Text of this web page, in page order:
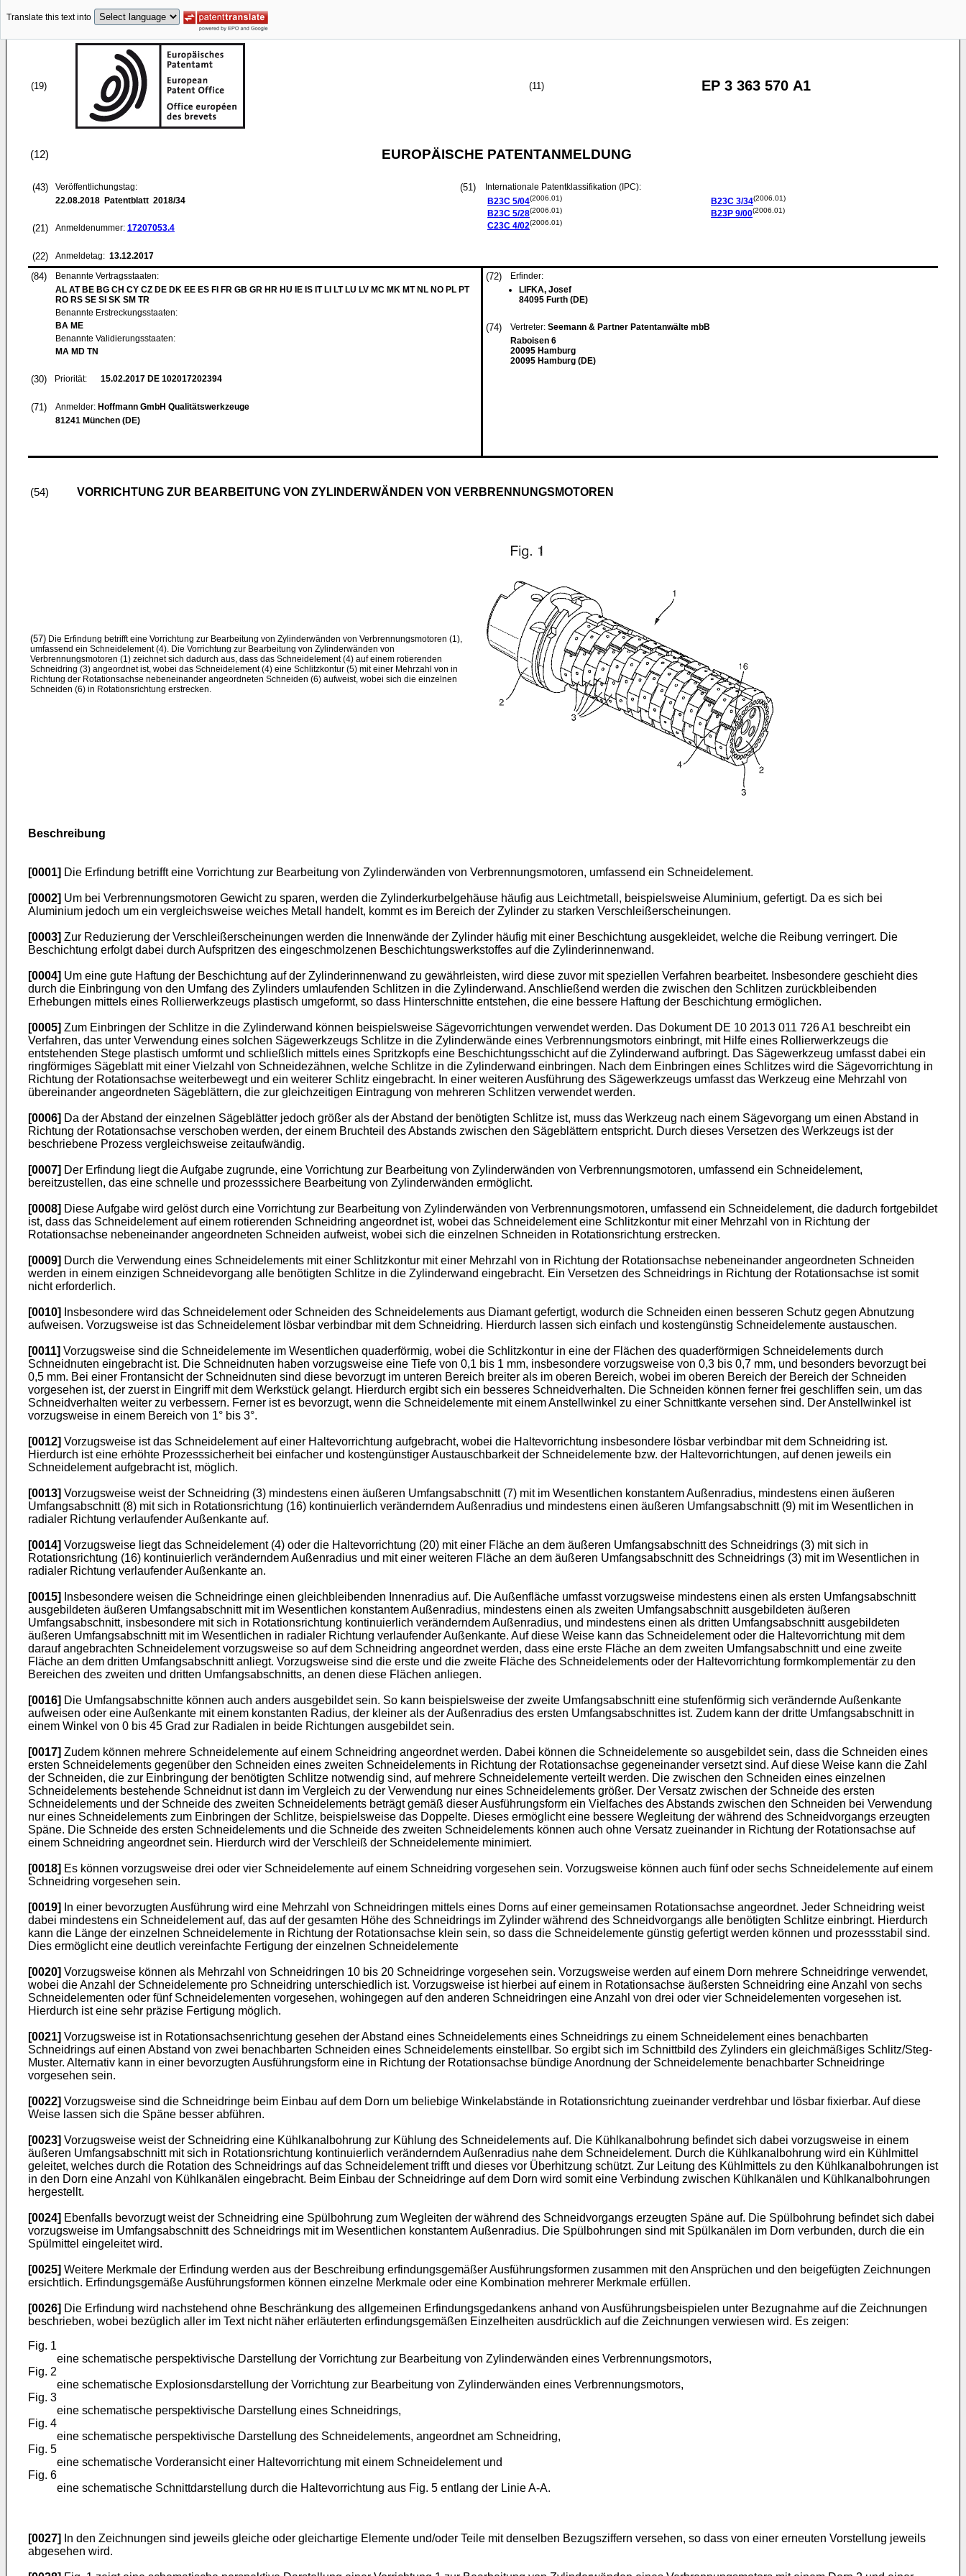
Translate this text into
(19) (11) EP 3 363 570 A1
(12) EUROPÄISCHE PATENTANMELDUNG
(43)
Veröffentlichungstag:
22.08.2018 Patentblatt 2018/34
(21) Anmeldenummer: 17207053.4
(22) Anmeldetag: 13.12.2017
(51)
Internationale Patentklassifikation (IPC):
B23C 5/04(2006.01)
B23C 5/28(2006.01)
C23C 4/02(2006.01)
B23C 3/34(2006.01)
B23P 9/00(2006.01)
(84)
Benannte Vertragsstaaten:
AL AT BE BG CH CY CZ DE DK EE ES FI FR GB GR HR HU IE IS IT LI LT LU LV MC MK MT NL NO PL PT
RO RS SE SI SK SM TR
Benannte Erstreckungsstaaten:
BA ME
Benannte Validierungsstaaten:
MA MD TN
(30) Priorität: 15.02.2017 DE 102017202394
(71) Anmelder: Hoffmann GmbH Qualitätswerkzeuge
81241 München (DE)
(72)
Erfinder:
LIFKA, Josef
84095 Furth (DE)
(74) Vertreter: Seemann & Partner Patentanwälte mbB
Raboisen 6
20095 Hamburg
20095 Hamburg (DE)
(54) VORRICHTUNG ZUR BEARBEITUNG VON ZYLINDERWÄNDEN VON VERBRENNUNGSMOTOREN
(57) Die Erfindung betrifft eine Vorrichtung zur Bearbeitung von Zylinderwänden von Verbrennungsmotoren (1),
umfassend ein Schneidelement (4). Die Vorrichtung zur Bearbeitung von Zylinderwänden von
Verbrennungsmotoren (1) zeichnet sich dadurch aus, dass das Schneidelement (4) auf einem rotierenden
Schneidring (3) angeordnet ist, wobei das Schneidelement (4) eine Schlitzkontur (5) mit einer Mehrzahl von in
Richtung der Rotationsachse nebeneinander angeordneten Schneiden (6) aufweist, wobei sich die einzelnen
Schneiden (6) in Rotationsrichtung erstrecken.
Beschreibung
[0001] Die Erfindung betrifft eine Vorrichtung zur Bearbeitung von Zylinderwänden von Verbrennungsmotoren, umfassend ein Schneidelement.
[0002] Um bei Verbrennungsmotoren Gewicht zu sparen, werden die Zylinderkurbelgehäuse häufig aus Leichtmetall, beispielsweise Aluminium, gefertigt. Da es sich bei
Aluminium jedoch um ein vergleichsweise weiches Metall handelt, kommt es im Bereich der Zylinder zu starken Verschleißerscheinungen.
[0003] Zur Reduzierung der Verschleißerscheinungen werden die Innenwände der Zylinder häufig mit einer Beschichtung ausgekleidet, welche die Reibung verringert. Die
Beschichtung erfolgt dabei durch Aufspritzen des eingeschmolzenen Beschichtungswerkstoffes auf die Zylinderinnenwand.
[0004] Um eine gute Haftung der Beschichtung auf der Zylinderinnenwand zu gewährleisten, wird diese zuvor mit speziellen Verfahren bearbeitet. Insbesondere geschieht dies
durch die Einbringung von den Umfang des Zylinders umlaufenden Schlitzen in die Zylinderwand. Anschließend werden die zwischen den Schlitzen zurückbleibenden
Erhebungen mittels eines Rollierwerkzeugs plastisch umgeformt, so dass Hinterschnitte entstehen, die eine bessere Haftung der Beschichtung ermöglichen.
[0005] Zum Einbringen der Schlitze in die Zylinderwand können beispielsweise Sägevorrichtungen verwendet werden. Das Dokument DE 10 2013 011 726 A1 beschreibt ein
Verfahren, das unter Verwendung eines solchen Sägewerkzeugs Schlitze in die Zylinderwände eines Verbrennungsmotors einbringt, mit Hilfe eines Rollierwerkzeugs die
entstehenden Stege plastisch umformt und schließlich mittels eines Spritzkopfs eine Beschichtungsschicht auf die Zylinderwand aufbringt. Das Sägewerkzeug umfasst dabei ein
ringförmiges Sägeblatt mit einer Vielzahl von Schneidezähnen, welche Schlitze in die Zylinderwand einbringen. Nach dem Einbringen eines Schlitzes wird die Sägevorrichtung in
Richtung der Rotationsachse weiterbewegt und ein weiterer Schlitz eingebracht. In einer weiteren Ausführung des Sägewerkzeugs umfasst das Werkzeug eine Mehrzahl von
übereinander angeordneten Sägeblättern, die zur gleichzeitigen Eintragung von mehreren Schlitzen verwendet werden.
[0006] Da der Abstand der einzelnen Sägeblätter jedoch größer als der Abstand der benötigten Schlitze ist, muss das Werkzeug nach einem Sägevorgang um einen Abstand in
Richtung der Rotationsachse verschoben werden, der einem Bruchteil des Abstands zwischen den Sägeblättern entspricht. Durch dieses Versetzen des Werkzeugs ist der
beschriebene Prozess vergleichsweise zeitaufwändig.
[0007] Der Erfindung liegt die Aufgabe zugrunde, eine Vorrichtung zur Bearbeitung von Zylinderwänden von Verbrennungsmotoren, umfassend ein Schneidelement,
bereitzustellen, das eine schnelle und prozesssichere Bearbeitung von Zylinderwänden ermöglicht.
[0008] Diese Aufgabe wird gelöst durch eine Vorrichtung zur Bearbeitung von Zylinderwänden von Verbrennungsmotoren, umfassend ein Schneidelement, die dadurch fortgebildet
ist, dass das Schneidelement auf einem rotierenden Schneidring angeordnet ist, wobei das Schneidelement eine Schlitzkontur mit einer Mehrzahl von in Richtung der
Rotationsachse nebeneinander angeordneten Schneiden aufweist, wobei sich die einzelnen Schneiden in Rotationsrichtung erstrecken.
[0009] Durch die Verwendung eines Schneidelements mit einer Schlitzkontur mit einer Mehrzahl von in Richtung der Rotationsachse nebeneinander angeordneten Schneiden
werden in einem einzigen Schneidevorgang alle benötigten Schlitze in die Zylinderwand eingebracht. Ein Versetzen des Schneidrings in Richtung der Rotationsachse ist somit
nicht erforderlich.
[0010]
Insbesondere wird das Schneidelement oder Schneiden des Schneidelements aus Diamant gefertigt, wodurch die Schneiden einen besseren Schutz gegen Abnutzung
aufweisen. Vorzugsweise ist das Schneidelement lösbar verbindbar mit dem Schneidring. Hierdurch lassen sich einfach und kostengünstig Schneidelemente austauschen.
[0011] Vorzugsweise sind die Schneidelemente im Wesentlichen quaderförmig, wobei die Schlitzkontur in eine der Flächen des quaderförmigen Schneidelements durch
Schneidnuten eingebracht ist. Die Schneidnuten haben vorzugsweise eine Tiefe von 0,1 bis 1 mm, insbesondere vorzugsweise von 0,3 bis 0,7 mm, und besonders bevorzugt bei
0,5 mm. Bei einer Frontansicht der Schneidnuten sind diese bevorzugt im unteren Bereich breiter als im oberen Bereich, wobei im oberen Bereich der Bereich der Schneiden
vorgesehen ist, der zuerst in Eingriff mit dem Werkstück gelangt. Hierdurch ergibt sich ein besseres Schneidverhalten. Die Schneiden können ferner frei geschliffen sein, um das
Schneidverhalten weiter zu verbessern. Ferner ist es bevorzugt, wenn die Schneidelemente mit einem Anstellwinkel zu einer Schnittkante versehen sind. Der Anstellwinkel ist
vorzugsweise in einem Bereich von 1° bis 3°.
[0012] Vorzugsweise ist das Schneidelement auf einer Haltevorrichtung aufgebracht, wobei die Haltevorrichtung insbesondere lösbar verbindbar mit dem Schneidring ist.
Hierdurch ist eine erhöhte Prozesssicherheit bei einfacher und kostengünstiger Austauschbarkeit der Schneidelemente bzw. der Haltevorrichtungen, auf denen jeweils ein
Schneidelement aufgebracht ist, möglich.
[0013] Vorzugsweise weist der Schneidring (3) mindestens einen äußeren Umfangsabschnitt (7) mit im Wesentlichen konstantem Außenradius, mindestens einen äußeren
Umfangsabschnitt (8) mit sich in Rotationsrichtung (16) kontinuierlich veränderndem Außenradius und mindestens einen äußeren Umfangsabschnitt (9) mit im Wesentlichen in
radialer Richtung verlaufender Außenkante auf.
[0014] Vorzugsweise liegt das Schneidelement (4) oder die Haltevorrichtung (20) mit einer Fläche an dem äußeren Umfangsabschnitt des Schneidrings (3) mit sich in
Rotationsrichtung (16) kontinuierlich veränderndem Außenradius und mit einer weiteren Fläche an dem äußeren Umfangsabschnitt des Schneidrings (3) mit im Wesentlichen in
radialer Richtung verlaufender Außenkante an.
[0015]
Insbesondere weisen die Schneidringe einen gleichbleibenden Innenradius auf. Die Außenfläche umfasst vorzugsweise mindestens einen als ersten Umfangsabschnitt
ausgebildeten äußeren Umfangsabschnitt mit im Wesentlichen konstantem Außenradius, mindestens einen als zweiten Umfangsabschnitt ausgebildeten äußeren
Umfangsabschnitt, insbesondere mit sich in Rotationsrichtung kontinuierlich veränderndem Außenradius, und mindestens einen als dritten Umfangsabschnitt ausgebildeten
äußeren Umfangsabschnitt mit im Wesentlichen in radialer Richtung verlaufender Außenkante. Auf diese Weise kann das Schneidelement oder die Haltevorrichtung mit dem
darauf angebrachten Schneidelement vorzugsweise so auf dem Schneidring angeordnet werden, dass eine erste Fläche an dem zweiten Umfangsabschnitt und eine zweite
Fläche an dem dritten Umfangsabschnitt anliegt. Vorzugsweise sind die erste und die zweite Fläche des Schneidelements oder der Haltevorrichtung formkomplementär zu den
Bereichen des zweiten und dritten Umfangsabschnitts, an denen diese Flächen anliegen.
[0016] Die Umfangsabschnitte können auch anders ausgebildet sein. So kann beispielsweise der zweite Umfangsabschnitt eine stufenförmig sich verändernde Außenkante
aufweisen oder eine Außenkante mit einem konstanten Radius, der kleiner als der Außenradius des ersten Umfangsabschnittes ist. Zudem kann der dritte Umfangsabschnitt in
einem Winkel von 0 bis 45 Grad zur Radialen in beide Richtungen ausgebildet sein.
[0017] Zudem können mehrere Schneidelemente auf einem Schneidring angeordnet werden. Dabei können die Schneidelemente so ausgebildet sein, dass die Schneiden eines
ersten Schneidelements gegenüber den Schneiden eines zweiten Schneidelements in Richtung der Rotationsachse gegeneinander versetzt sind. Auf diese Weise kann die Zahl
der Schneiden, die zur Einbringung der benötigten Schlitze notwendig sind, auf mehrere Schneidelemente verteilt werden. Die zwischen den Schneiden eines einzelnen
Schneidelements bestehende Schneidnut ist dann im Vergleich zu der Verwendung nur eines Schneidelements größer. Der Versatz zwischen der Schneide des ersten
Schneidelements und der Schneide des zweiten Schneidelements beträgt gemäß dieser Ausführungsform ein Vielfaches des Abstands zwischen den Schneiden bei Verwendung
nur eines Schneidelements zum Einbringen der Schlitze, beispielsweise das Doppelte. Dieses ermöglicht eine bessere Wegleitung der während des Schneidvorgangs erzeugten
Späne. Die Schneide des ersten Schneidelements und die Schneide des zweiten Schneidelements können auch ohne Versatz zueinander in Richtung der Rotationsachse auf
einem Schneidring angeordnet sein. Hierdurch wird der Verschleiß der Schneidelemente minimiert.
[0018] Es können vorzugsweise drei oder vier Schneidelemente auf einem Schneidring vorgesehen sein. Vorzugsweise können auch fünf oder sechs Schneidelemente auf einem
Schneidring vorgesehen sein.
[0019]
In einer bevorzugten Ausführung wird eine Mehrzahl von Schneidringen mittels eines Dorns auf einer gemeinsamen Rotationsachse angeordnet. Jeder Schneidring weist
dabei mindestens ein Schneidelement auf, das auf der gesamten Höhe des Schneidrings im Zylinder während des Schneidvorgangs alle benötigten Schlitze einbringt. Hierdurch
kann die Länge der einzelnen Schneidelemente in Richtung der Rotationsachse klein sein, so dass die Schneidelemente günstig gefertigt werden können und prozessstabil sind.
Dies ermöglicht eine deutlich vereinfachte Fertigung der einzelnen Schneidelemente
[0020] Vorzugsweise können als Mehrzahl von Schneidringen 10 bis 20 Schneidringe vorgesehen sein. Vorzugsweise werden auf einem Dorn mehrere Schneidringe verwendet,
wobei die Anzahl der Schneidelemente pro Schneidring unterschiedlich ist. Vorzugsweise ist hierbei auf einem in Rotationsachse äußersten Schneidring eine Anzahl von sechs
Schneidelementen oder fünf Schneidelementen vorgesehen, wohingegen auf den anderen Schneidringen eine Anzahl von drei oder vier Schneidelementen vorgesehen ist.
Hierdurch ist eine sehr präzise Fertigung möglich.
[0021] Vorzugsweise ist in Rotationsachsenrichtung gesehen der Abstand eines Schneidelements eines Schneidrings zu einem Schneidelement eines benachbarten
Schneidrings auf einen Abstand von zwei benachbarten Schneiden eines Schneidelements einstellbar. So ergibt sich im Schnittbild des Zylinders ein gleichmäßiges Schlitz/Steg-
Muster. Alternativ kann in einer bevorzugten Ausführungsform eine in Richtung der Rotationsachse bündige Anordnung der Schneidelemente benachbarter Schneidringe
vorgesehen sein.
[0022] Vorzugsweise sind die Schneidringe beim Einbau auf dem Dorn um beliebige Winkelabstände in Rotationsrichtung zueinander verdrehbar und lösbar fixierbar. Auf diese
Weise lassen sich die Späne besser abführen.
[0023] Vorzugsweise weist der Schneidring eine Kühlkanalbohrung zur Kühlung des Schneidelements auf. Die Kühlkanalbohrung befindet sich dabei vorzugsweise in einem
äußeren Umfangsabschnitt mit sich in Rotationsrichtung kontinuierlich veränderndem Außenradius nahe dem Schneidelement. Durch die Kühlkanalbohrung wird ein Kühlmittel
geleitet, welches durch die Rotation des Schneidrings auf das Schneidelement trifft und dieses vor Überhitzung schützt. Zur Leitung des Kühlmittels zu den Kühlkanalbohrungen ist
in den Dorn eine Anzahl von Kühlkanälen eingebracht. Beim Einbau der Schneidringe auf dem Dorn wird somit eine Verbindung zwischen Kühlkanälen und Kühlkanalbohrungen
hergestellt.
[0024] Ebenfalls bevorzugt weist der Schneidring eine Spülbohrung zum Wegleiten der während des Schneidvorgangs erzeugten Späne auf. Die Spülbohrung befindet sich dabei
vorzugsweise im Umfangsabschnitt des Schneidrings mit im Wesentlichen konstantem Außenradius. Die Spülbohrungen sind mit Spülkanälen im Dorn verbunden, durch die ein
Spülmittel eingeleitet wird.
[0025] Weitere Merkmale der Erfindung werden aus der Beschreibung erfindungsgemäßer Ausführungsformen zusammen mit den Ansprüchen und den beigefügten Zeichnungen
ersichtlich. Erfindungsgemäße Ausführungsformen können einzelne Merkmale oder eine Kombination mehrerer Merkmale erfüllen.
[0026] Die Erfindung wird nachstehend ohne Beschränkung des allgemeinen Erfindungsgedankens anhand von Ausführungsbeispielen unter Bezugnahme auf die Zeichnungen
beschrieben, wobei bezüglich aller im Text nicht näher erläuterten erfindungsgemäßen Einzelheiten ausdrücklich auf die Zeichnungen verwiesen wird. Es zeigen:
Fig. 1
eine schematische perspektivische Darstellung der Vorrichtung zur Bearbeitung von Zylinderwänden eines Verbrennungsmotors,
Fig. 2
eine schematische Explosionsdarstellung der Vorrichtung zur Bearbeitung von Zylinderwänden eines Verbrennungsmotors,
Fig. 3
eine schematische perspektivische Darstellung eines Schneidrings,
Fig. 4
eine schematische perspektivische Darstellung des Schneidelements, angeordnet am Schneidring,
Fig. 5
eine schematische Vorderansicht einer Haltevorrichtung mit einem Schneidelement und
Fig. 6
eine schematische Schnittdarstellung durch die Haltevorrichtung aus Fig. 5 entlang der Linie A-A.
[0027]
In den Zeichnungen sind jeweils gleiche oder gleichartige Elemente und/oder Teile mit denselben Bezugsziffern versehen, so dass von einer erneuten Vorstellung jeweils
abgesehen wird.